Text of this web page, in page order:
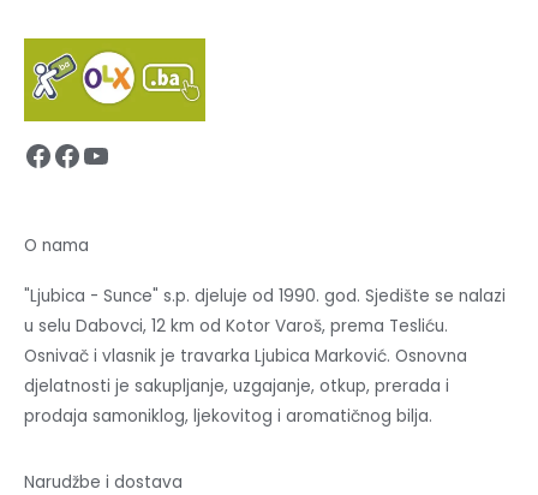
Facebook
Facebook
YouTube
O nama
"Ljubica - Sunce" s.p. djeluje od 1990. god. Sjedište se nalazi
u selu Dabovci, 12 km od Kotor Varoš, prema Tesliću.
Osnivač i vlasnik je travarka Ljubica Marković. Osnovna
djelatnosti je sakupljanje, uzgajanje, otkup, prerada i
prodaja samoniklog, ljekovitog i aromatičnog bilja.
Narudžbe i dostava